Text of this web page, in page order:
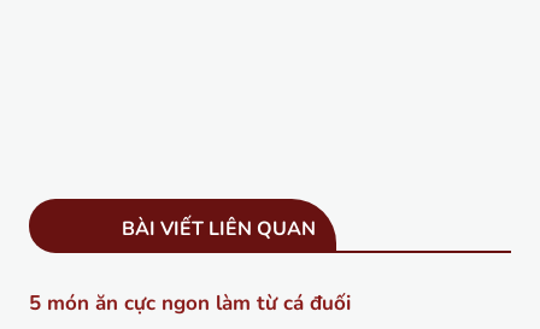
BÀI VIẾT LIÊN QUAN
5 món ăn cực ngon làm từ cá đuối